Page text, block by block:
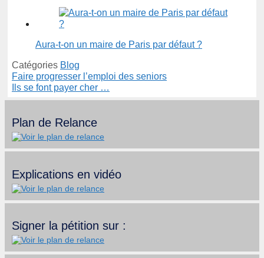
Aura-t-on un maire de Paris par défaut ?
Catégories Blog
Faire progresser l’emploi des seniors
Ils se font payer cher …
Plan de Relance
Explications en vidéo
Signer la pétition sur :